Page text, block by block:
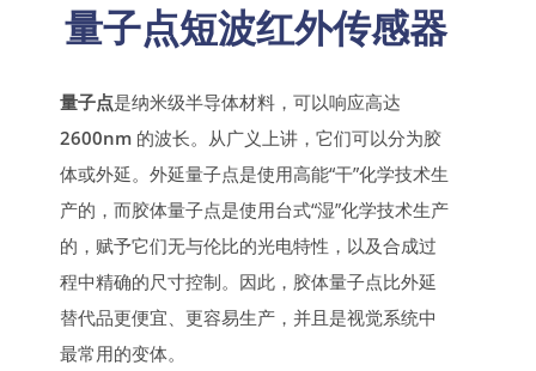
量子点短波红外传感器
量子点是纳米级半导体材料，可以响应高达
2600nm 的波长。从广义上讲，它们可以分为胶
体或外延。外延量子点是使用高能“干”化学技术生
产的，而胶体量子点是使用台式“湿”化学技术生产
的，赋予它们无与伦比的光电特性，以及合成过
程中精确的尺寸控制。因此，胶体量子点比外延
替代品更便宜、更容易生产，并且是视觉系统中
最常用的变体。